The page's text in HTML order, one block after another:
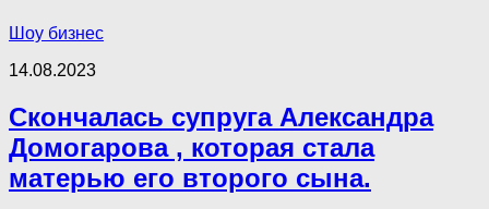
Шоу бизнес
14.08.2023
Скончалась супруга Александра
Домогарова , которая стала
матерью его второго сына.